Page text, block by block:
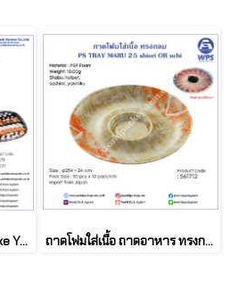
ถาดใส่ซูชิเซ็ท UF-5 Kakuoke Yamato (10 ชุด) ถาดโฟมใส่เนื้อ ถาดอาหาร ทรงกลม (50ชิ้น)